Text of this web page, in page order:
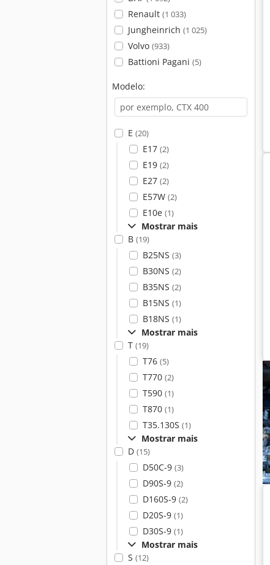
Renault (1 033)
Jungheinrich (1 025)
Volvo (933)
Battioni Pagani (5)
Modelo:
E (20)
E17 (2)
E19 (2)
E27 (2)
E57W (2)
E10e (1)
Mostrar mais
B (19)
B25NS (3)
B30NS (2)
B35NS (2)
B15NS (1)
B18NS (1)
Mostrar mais
T (19)
T76 (5)
T770 (2)
T590 (1)
T870 (1)
T35.130S (1)
Mostrar mais
D (15)
D50C-9 (3)
D90S-9 (2)
D160S-9 (2)
D20S-9 (1)
D30S-9 (1)
Mostrar mais
S (12)